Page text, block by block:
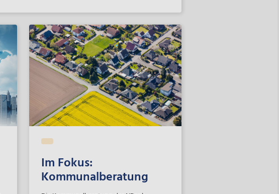
Im Fokus:
Kommunalberatung